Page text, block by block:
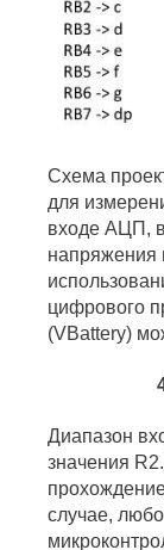
Схема
для
входе АЦП,
напряжения
цифрового
(VBattery)
Диапазон
значения
случае,